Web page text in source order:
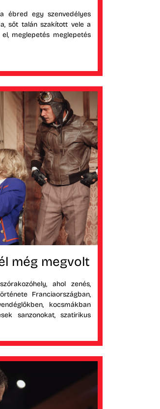
ébred egy szenvedélyes
sőt talán szakított vele a
meglepetés meglepetés
még megvolt
ahol zenés,
Franciaországban,
kocsmákban
sanzonokat, szatirikus